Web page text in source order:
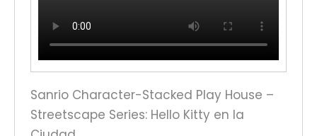
Sanrio Character-Stacked Play House –
Streetscape Series: Hello Kitty en la